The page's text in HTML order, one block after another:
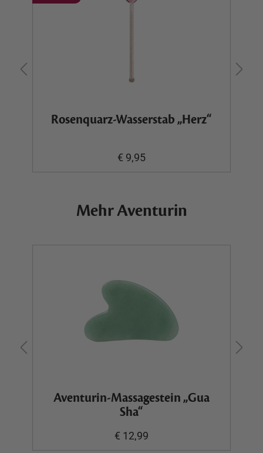
Rosenquarz-Wasserstab „Herz“
€ 9,95
Mehr Aventurin
Aventurin-Massagestein „Gua
Sha“
€ 12,99